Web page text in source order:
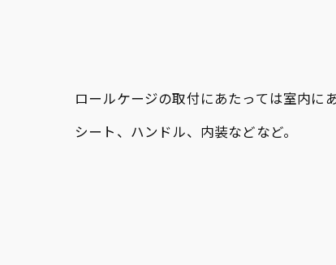
ロールケージの取付にあたっては室内に
シート、ハンドル、内装などなど。